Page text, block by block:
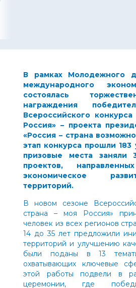
В рамках Молодежного
международного
состоялась
награждения
Всероссийского конкурса
Россия» – проекта
«Россия – страна
этап конкурса прошли 183
призовые места заняли
проектов,
экономическое
территорий.
В новом сезоне
страна – моя Россия»
человек из всех регионов
14 до 35 лет предложили
территорий и улучшению
были поданы в 13
охватывающих ключевые
этой работы подвели в
церемонии, где